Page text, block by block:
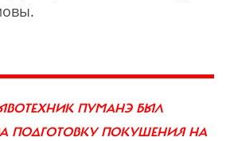
ПУМАНЭ БЫЛ
ПОДГОТОВКУ ПОКУШЕНИЯ НА